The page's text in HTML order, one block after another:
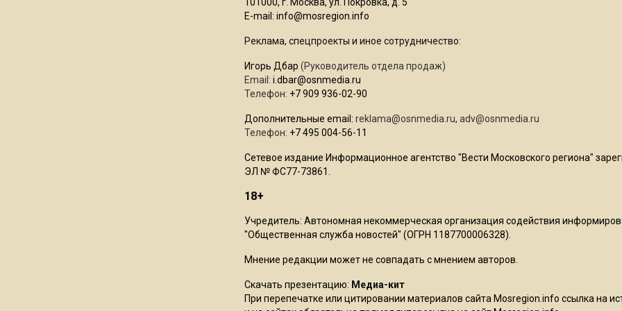
E-mail: info@mosregion.info
Реклама, спецпроекты и иное сотрудничество:
Игорь Дбар (Руководитель отдела продаж)
Email: i.dbar@osnmedia.ru
Телефон: +7 909 936-02-90
Дополнительные email: reklama@osnmedia.ru, adv@osnmedia.ru
Телефон: +7 495 004-56-11
Сетевое издание Информационное агентство "Вести Московского региона"
ЭЛ № ФС77-73861.
18+
Учредитель: Автономная некоммерческая организация содействия
"Общественная служба новостей" (ОГРН 1187700006328).
Мнение редакции может не совпадать с мнением авторов.
Скачать презентацию: Медиа-кит
При перепечатке или цитировании материалов сайта Mosregion.info ссылка на